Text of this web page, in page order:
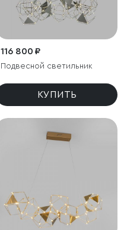
116 800 ₽
Подвесной светильник
КУПИТЬ